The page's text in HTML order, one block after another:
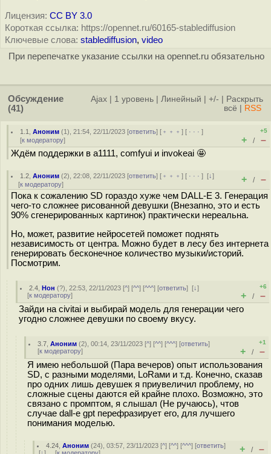
Лицензия: CC BY 3.0
Короткая ссылка: https://opennet.ru/60165-stablediffusion
Ключевые слова: stablediffusion, video
При перепечатке указание ссылки на opennet.ru обязательно
Обсуждение
(41)
Ajax 1 уровень Линейный +/-
Раскрыть
всё
RSS
1.1 ,Аноним (1), 21:54, 22/11/2023 [ответить] [ ﹢﹢﹢] [ · · ·]
[к модератору]
+5
+ / –
Ждём поддержки в a1111, comfyui и invokeai 🤩
1.2 ,Аноним (2), 22:08, 22/11/2023 [ответить] [ ﹢﹢﹢] [ · · ·][↓]
[к модератору] + / –
Пока к сожалению SD гораздо хуже чем DALL-E 3. Генерация
чего-то сложнее рисованной девушки (Внезапно, это и есть
90% сгенерированных картинок) практически нереальна.
Но, может, развитие нейросетей поможет поднять
независимость от центра. Можно будет в лесу без интернета
генерировать бесконечное количество музыки/историй.
Посмотрим.
2.4 ,Нон (?), 22:53, 22/11/2023 [^] [^^] [^^^] [ответить][↓]
[к модератору]
+6
+ / –
Зайди на civitai и выбирай модель для генерации чего
угодно сложнее девушки по своему вкусу.
3.7 ,Аноним (2), 00:14, 23/11/2023 [^] [^^] [^^^] [ответить]
[к модератору]
+1
+ / –
Я имею небольшой (Пара вечеров) опыт использования
SD, с разными моделями, LoRaми и т.д. Конечно, сказав
про одних лишь девушек я приувеличил проблему, но
сложные сцены даются ей крайне плохо. Возможно, это
связано с промптом, я слышал (Не ручаюсь), чтов
случае dall-e gpt перефразирует его, для лучшего
понимания моделью.
4.24 ,Аноним (24), 03:57, 23/11/2023 [^] [^^] [^^^] [ответить]
+ / –